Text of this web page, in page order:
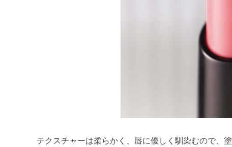
テクスチャーは柔らかく、唇に優しく馴染むので、